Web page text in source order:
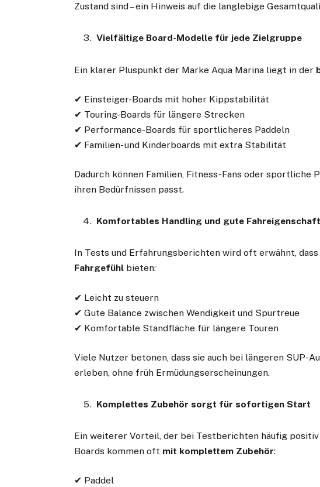
Zustand sind – ein Hinweis auf die langlebige
Vielfältige Board-Modelle für jede Zielgruppe
Ein klarer Pluspunkt der Marke Aqua Marina liegt in der
✔ Einsteiger-Boards mit hoher Kippstabilität
✔ Touring-Boards für längere Strecken
✔ Performance-Boards für sportlicheres Paddeln
✔ Familien- und Kinderboards mit extra Stabilität
Dadurch können Familien, Fitness-Fans oder sportliche
ihren Bedürfnissen passt.
Komfortables Handling und gute
In Tests und Erfahrungsberichten wird oft erwähnt, dass
Fahrgefühl bieten:
✔ Leicht zu steuern
✔ Gute Balance zwischen Wendigkeit und Spurtreue
✔ Komfortable Standfläche für längere Touren
Viele Nutzer betonen, dass sie auch bei längeren SUP-
erleben, ohne früh Ermüdungserscheinungen.
Komplettes Zubehör sorgt für sofortigen Start
Ein weiterer Vorteil, der bei Testberichten häufig positiv
Boards kommen oft mit komplettem Zubehör:
✔ Paddel